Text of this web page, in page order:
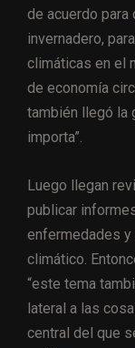
de acuerdo
invernadero,
climáticas en el
de economía
también llegó la
importa”.
Luego llegan
publicar
enfermedades
climático.
“este tema
lateral a las
central del que